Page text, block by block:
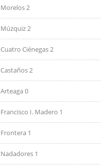
Morelos 2
Múzquiz 2
Cuatro Ciénegas 2
Castaños 2
Arteaga 0
Francisco I. Madero 1
Frontera 1
Nadadores 1